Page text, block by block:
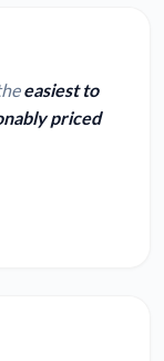
easiest to
priced